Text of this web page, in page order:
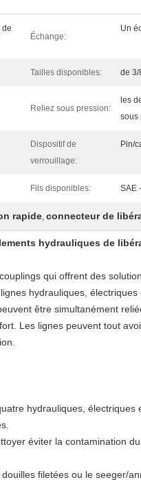
de
Échange:
Un
Tailles disponibles: de 3/
Reliez sous pression:
les
sous
Dispositif de
verrouillage:
Pin/
Fils disponibles: SAE
rapide, connecteur de
hydrauliques de
qui offrent des
hydrauliques,
être simultanément
Les lignes peuvent tout
hydrauliques, électriques
éviter la contamination
filetées ou le seeger/